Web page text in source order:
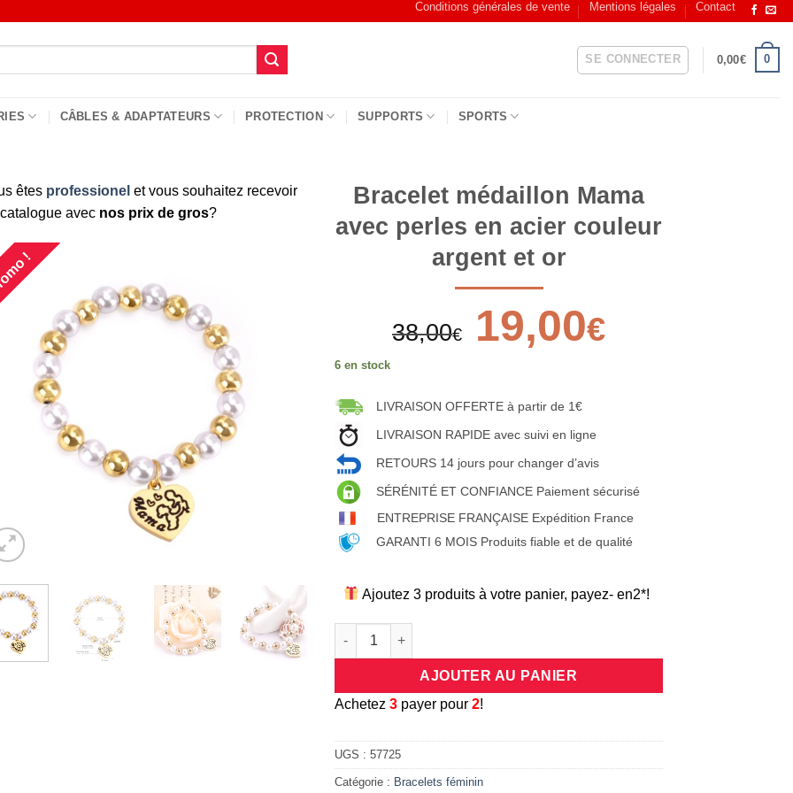
Conditions générales de vente Mentions légales Contact
SE CONNECTER 0,00€ 0
CÂBLES & ADAPTATEURS PROTECTION SUPPORTS SPORTS
êtes professionel et vous souhaitez recevoir
avec nos prix de gros?
!
Bracelet médaillon Mama
avec perles en acier couleur
argent et or
38,00€
Le
prix
initial
38,00€.
19,00€prix
6 en stock
LIVRAISON OFFERTE à partir de 1€
LIVRAISON RAPIDE avec suivi en ligne
RETOURS 14 jours pour changer d’avis
SÉRÉNITÉ ET CONFIANCE Paiement sécurisé
ENTREPRISE FRANÇAISE Expédition France
GARANTI 6 MOIS Produits fiable et de qualité
Ajoutez 3 produits à votre panier, payez- en2*!
quantité de Bracelet médaillon Mama avec perles en acier couleur argent et
AJOUTER AU PANIER
Achetez3 payer pour2!
UGS :57725
Catégorie : Bracelets féminin